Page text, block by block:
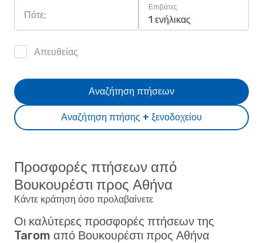
Πότε;
Επιβάτες
1 ενήλικας
Απευθείας
Αναζήτηση πτήσης + ξενοδοχείου
Αναζήτηση πτήσεων
Προσφορές πτήσεων από
Βουκουρέστι προς Αθήνα
Κάντε κράτηση όσο προλαβαίνετε
Οι καλύτερες προσφορές πτήσεων της
Tarom από Βουκουρέστι προς Αθήνα